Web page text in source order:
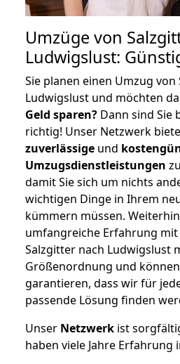
Umzüge von
Ludwigslust:
Sie planen einen Umzug
Ludwigslust und möchten
Geld sparen? Dann sind Sie
richtig! Unser Netzwerk
zuverlässige und
Umzugsdienstleistungen
damit Sie sich um nichts
wichtigen Dinge in Ihrem
kümmern müssen.
umfangreiche Erfahrung
Salzgitter nach Ludwigslust
Größenordnung und
garantieren, dass wir für
passende Lösung finden
Unser Netzwerk ist
haben viele Jahre Erfahrung